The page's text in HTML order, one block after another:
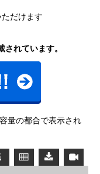
だけます
れています。
量の都合で表示され